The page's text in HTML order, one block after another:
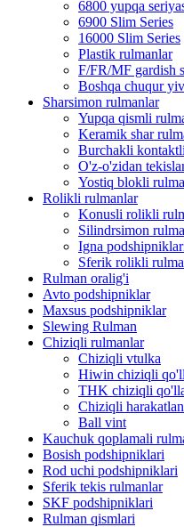
6800 yupqa
6900 Slim Series
16000 Slim Series
Plastik rulmanlar
F/FR/MF gardish
Boshqa chuqur
Sharsimon rulmanlar
Yupqa qismli
Keramik shar
Burchakli
O'z-o'zidan
Yostiq blokli
Rolikli rulmanlar
Konusli rolikli
Silindrsimon
Igna
Sferik rolikli
Rulman oralig'i
Avto podshipniklar
Maxsus podshipniklar
Slewing Rulman
Chiziqli rulmanlar
Chiziqli vtulka
Hiwin chiziqli
THK chiziqli
Chiziqli
Ball vint
Kauchuk qoplamali
Bosish podshipniklari
Rod uchi podshipniklari
Sferik tekis rulmanlar
SKF podshipniklari
Rulman qismlari